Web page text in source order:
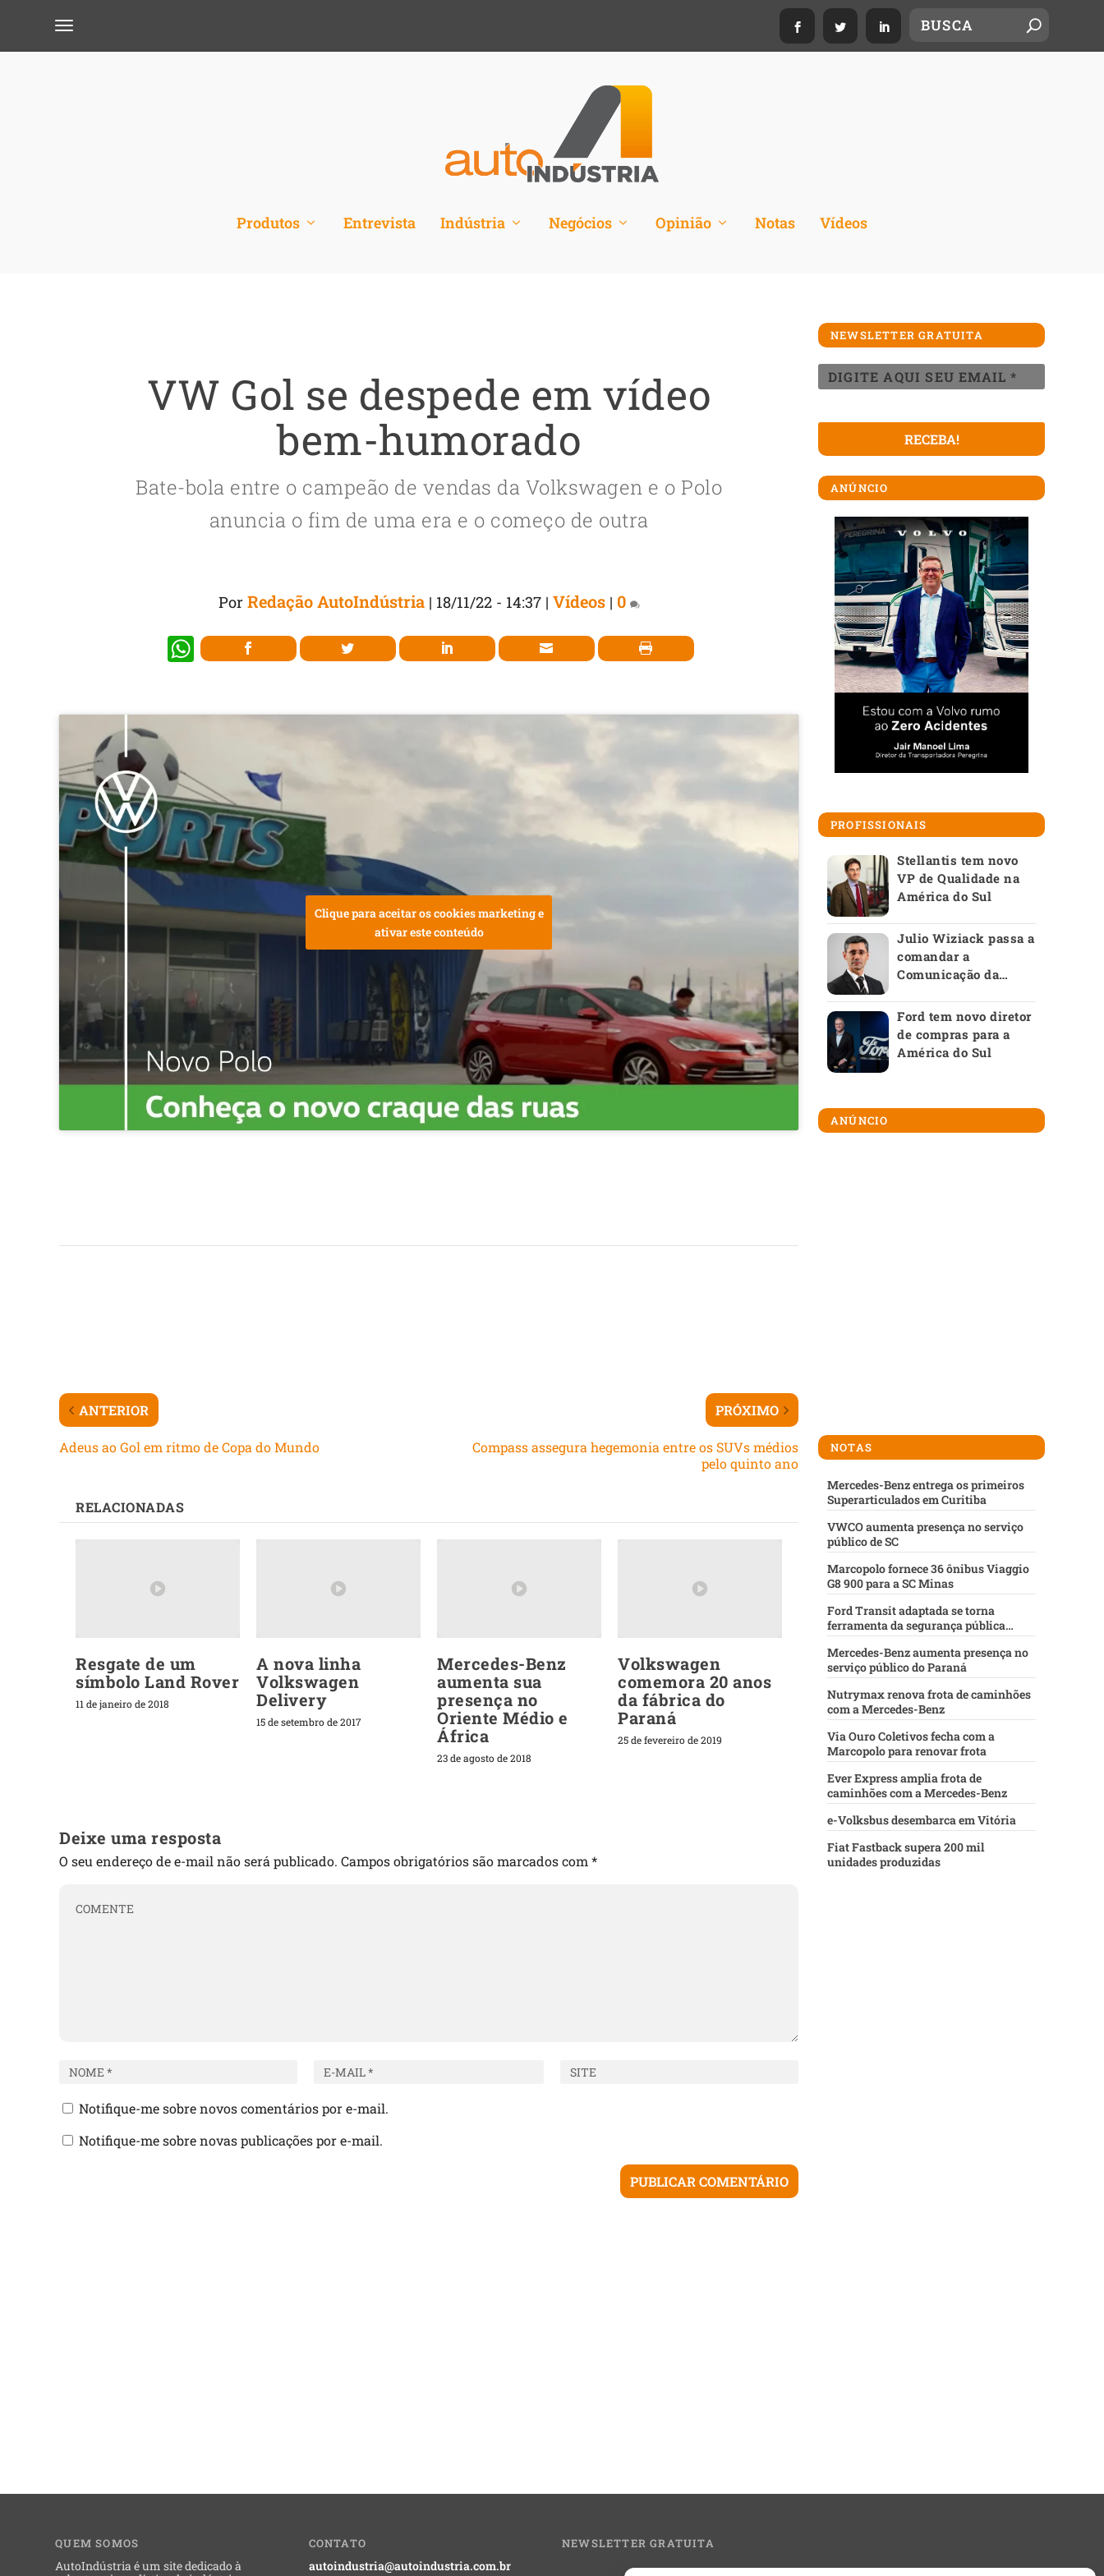
Produtos Entrevista Indústria Negócios Opinião Notas Vídeos
VW Gol se despede em vídeo
bem-humorado
Bate-bola entre o campeão de vendas da Volkswagen e o Polo
anuncia o fim de uma era e o começo de outra
Por Redação AutoIndústria| 18/11/22 - 14:37| Vídeos| 0
W
p
p
Clique para aceitar os cookies marketing e
ativar este conteúdo
ANTERIOR
Adeus ao Gol em ritmo de Copa do Mundo
PRÓXIMO
Compass assegura hegemonia entre os SUVs médios
pelo quinto ano
RELACIONADAS
Resgate de um
símbolo Land Rover
11 de janeiro de 2018
A nova linha
Volkswagen
Delivery
15 de setembro de 2017
Mercedes-Benz
aumenta sua
presença no
Oriente Médio e
África
23 de agosto de 2018
Volkswagen
comemora 20 anos
da fábrica do
Paraná
25 de fevereiro de 2019
Deixe uma resposta
O seu endereço de e-mail não será publicado. Campos obrigatórios são marcados com*
Notifique-me sobre novos comentários por e-mail.
Notifique-me sobre novas publicações por e-mail.
NEWSLETTER GRATUITA
ANÚNCIO
PROFISSIONAIS
Stellantis tem novo
VP de Qualidade na
América do Sul
Julio Wiziack passa a
comandar a
Comunicação da
Ford tem novo diretor
de compras para a
América do Sul
ANÚNCIO
NOTAS
Mercedes-Benz entrega os primeiros
Superarticulados em Curitiba
VWCO aumenta presença no serviço
público de SC
Marcopolo fornece 36 ônibus Viaggio
G8 900 para a SC Minas
Ford Transit adaptada se torna
ferramenta da segurança pública
baiana
Mercedes-Benz aumenta presença no
serviço público do Paraná
Nutrymax renova frota de caminhões
com a Mercedes-Benz
Via Ouro Coletivos fecha com a
Marcopolo para renovar frota
Ever Express amplia frota de
caminhões com a Mercedes-Benz
e-Volksbus desembarca em Vitória
Fiat Fastback supera 200 mil
unidades produzidas
QUEM SOMOS
AutoIndústria é um site dedicado à
CONTATO
autoindustria@autoindustria.com.br
NEWSLETTER GRATUITA